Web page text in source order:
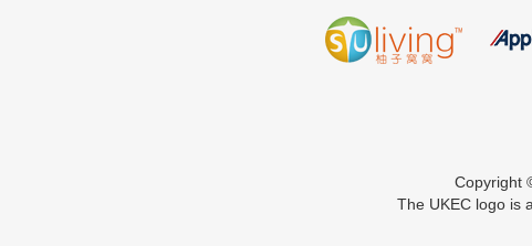
Copyright
The UKEC logo is